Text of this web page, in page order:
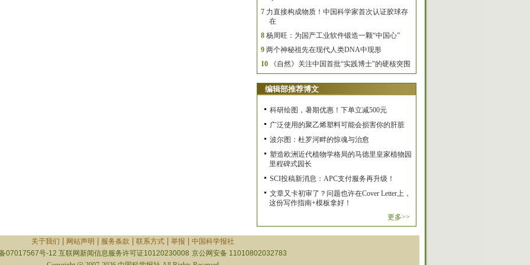
7 力直接构成物质！中国科学家首次认证胶球存
在
8 杨周旺：为国产工业软件锻造一颗“中国心”
9 两个神秘祖先在现代人类DNA中现形
10
《自然》关注中国首批“实践博士”的硬核突围
编辑部推荐博文
科研绘图，暑期优惠！下单立减500元
广泛使用的聚乙烯塑料可能会损害你的肝脏
波尔图：杜罗河畔的惊魂与治愈
塑造欧洲近代植物学格局的马德里皇家植物园
里程碑式园长
SCI投稿新消息：APC支付服务再升级！
文章又卡初审了？问题也许在Cover Letter上，
这份写作指南+模板拿好！
更多>>
关于我们 网站声明 服务条款 联系方式| 举报
中国科学报社
07017567号-12 互联网新闻信息服务许可证10120230008 京公网安备 11010802032783